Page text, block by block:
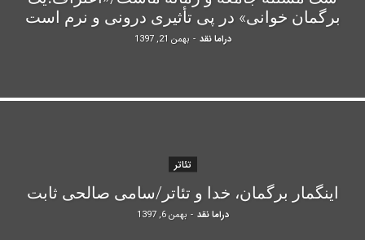
برگمان خوانی» در پی تأثیری درونی و نرم است
دراما نقد - بهمن 21, 1397
تئاتر
اینگمار برگمان، خدا و تئاتر/سامی صالحی ثابت
دراما نقد - بهمن 6, 1397